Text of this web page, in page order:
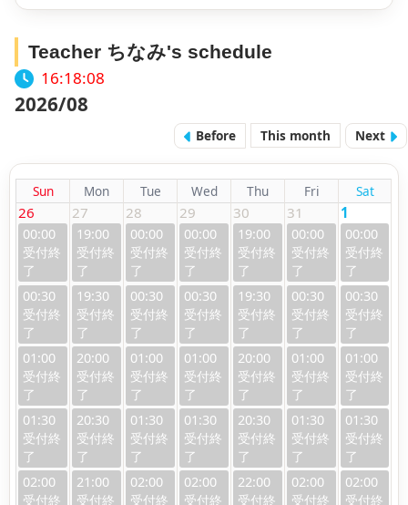
Teacher ちなみ's schedule
16:18:09
2026/08
Before This month Next
Sun Mon Tue Wed Thu Fri Sat
26
00:00
00:30
01:00
01:30
02:00
27
19:00
19:30
20:00
20:30
21:00
28
00:00
00:30
01:00
01:30
02:00
29
00:00
00:30
01:00
01:30
02:00
30
19:00
19:30
20:00
20:30
22:00
31
00:00
00:30
01:00
01:30
02:00
1
00:00
00:30
01:00
01:30
02:00